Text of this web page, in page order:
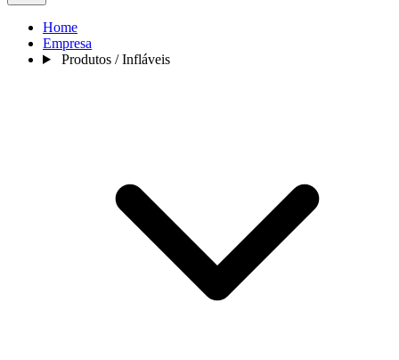
Home
Empresa
Produtos / Infláveis